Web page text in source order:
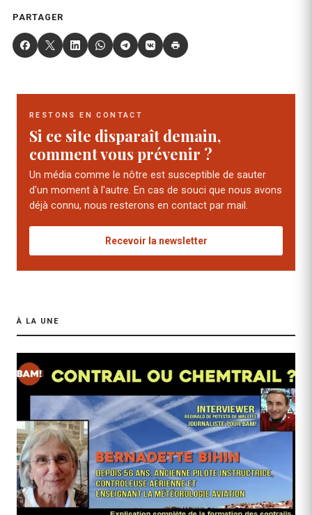
PARTAGER
RESTONS EN CONTACT
Si ce site disparaît demain,
comment vous prévenir ?
Un média comme le nôtre est susceptible de sauter
d'un moment à l'autre. En cas de souci que nous avons
déjà connu, nous resterons en contact par mail.
Recevoir la newsletter
À LA UNE